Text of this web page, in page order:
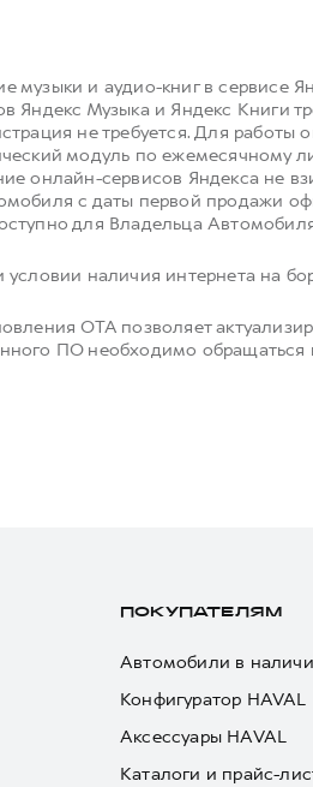
музыки и аудио-книг в сервисе
Яндекс Музыка и Яндекс Книги
не требуется. Для
модуль по ежемесячному
онлайн-сервисов Яндекса не
с даты первой продажи
для Владельца
наличия интернета на
OTA позволяет
ПО необходимо обращаться
ПОКУПАТЕЛЯМ
Автомобили в
Конфигуратор HAVAL
Аксессуары HAVAL
Каталоги и прайс-